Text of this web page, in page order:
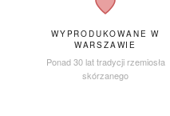
WYPRODUKOWANE W
WARSZAWIE
Ponad 30 lat tradycji rzemiosła
skórzanego